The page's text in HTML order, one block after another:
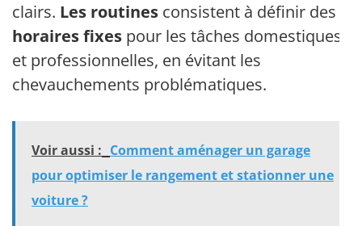
clairs. Les routines consistent à définir des
horaires fixes pour les tâches domestiques
et professionnelles, en évitant les
chevauchements problématiques.
Voir aussi : Comment aménager un garage
pour optimiser le rangement et stationner une
voiture ?